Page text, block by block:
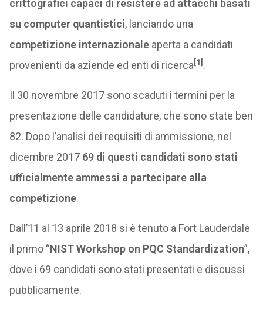
crittografici capaci di resistere ad attacchi basati
su computer quantistici, lanciando una
competizione internazionaleaperta a candidati
provenienti da aziende ed enti di ricerca[1] .
Il 30 novembre 2017 sono scaduti i termini per la
presentazione delle candidature, che sono state ben
82. Dopo l’analisi dei requisiti di ammissione, nel
dicembre 2017 69 di questi candidati sono stati
ufficialmente ammessi a partecipare alla
competizione.
Dall’11 al 13 aprile 2018 si è tenuto a Fort Lauderdale
il primo “NIST Workshop on PQC Standardization”,
dove i 69 candidati sono stati presentati e discussi
pubblicamente.